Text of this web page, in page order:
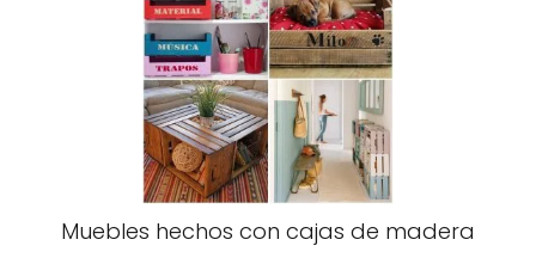
Muebles hechos con cajas de madera